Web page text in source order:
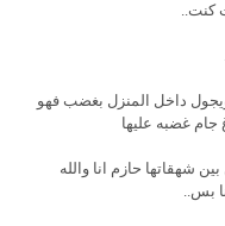
كنت..
ويجول داخل المنزل بغضب فهو
جام غضبه عليها
شهقاتها حازم انا والله
بس..